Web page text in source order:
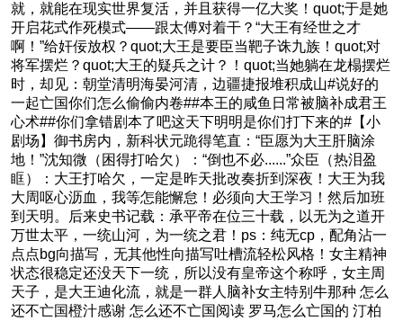
就，就能在现实世界复活，并且获得一亿大奖！quot;于是她
开启花式作死模式——跟太傅对着干？“大王有经世之才
啊！”给奸佞放权？quot;大王是要臣当靶子诛九族！quot;对
将军摆烂？quot;大王的疑兵之计？！quot;当她躺在龙榻摆烂
时，却见：朝堂清明海晏河清，边疆捷报堆积成山#说好的
一起亡国你们怎么偷偷内卷##本王的咸鱼日常被脑补成君王
心术##你们拿错剧本了吧这天下明明是你们打下来的#【小
剧场】御书房内，新科状元跪得笔直：“臣愿为大王肝脑涂
地！”沈知微（困得打哈欠）：“倒也不必......”众臣（热泪盈
眶）：大王打哈欠，一定是昨天批改奏折到深夜！大王为我
大周呕心沥血，我等怎能懈怠！必须向大王学习！然后加班
到天明。后来史书记载：承平帝在位三十载，以无为之道开
万世太平，一统山河，为一统之君！ps：纯无cp，配角沾一
点点bg向描写，无其他性向描写吐槽流轻松风格！女主精神
状态很稳定还没天下一统，所以没有皇帝这个称呼，女主周
天子，是大王迪化流，就是一群人脑补女主特别牛那种 怎么
还不亡国橙汁感谢 怎么还不亡国阅读 罗马怎么亡国的 汀柏